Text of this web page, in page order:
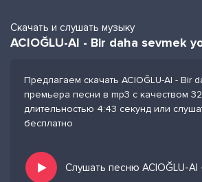
Скачать и слушать музыку
ACIOĞLU-AI - Bir daha sevmek
Предлагаем скачать ACIOĞLU-AI - Bir
премьера песни в mp3 с качеством
длительностью 4:43 секунд или
бесплатно